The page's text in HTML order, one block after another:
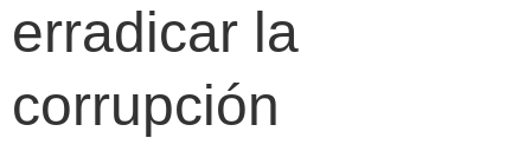
erradicar la
corrupción